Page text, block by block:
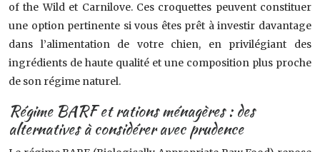
of the Wild et Carnilove. Ces croquettes peuvent constituer
une option pertinente si vous êtes prêt à investir davantage
dans l’alimentation de votre chien, en privilégiant des
ingrédients de haute qualité et une composition plus proche
de son régime naturel.
Régime BARF et rations ménagères : des
alternatives à considérer avec prudence